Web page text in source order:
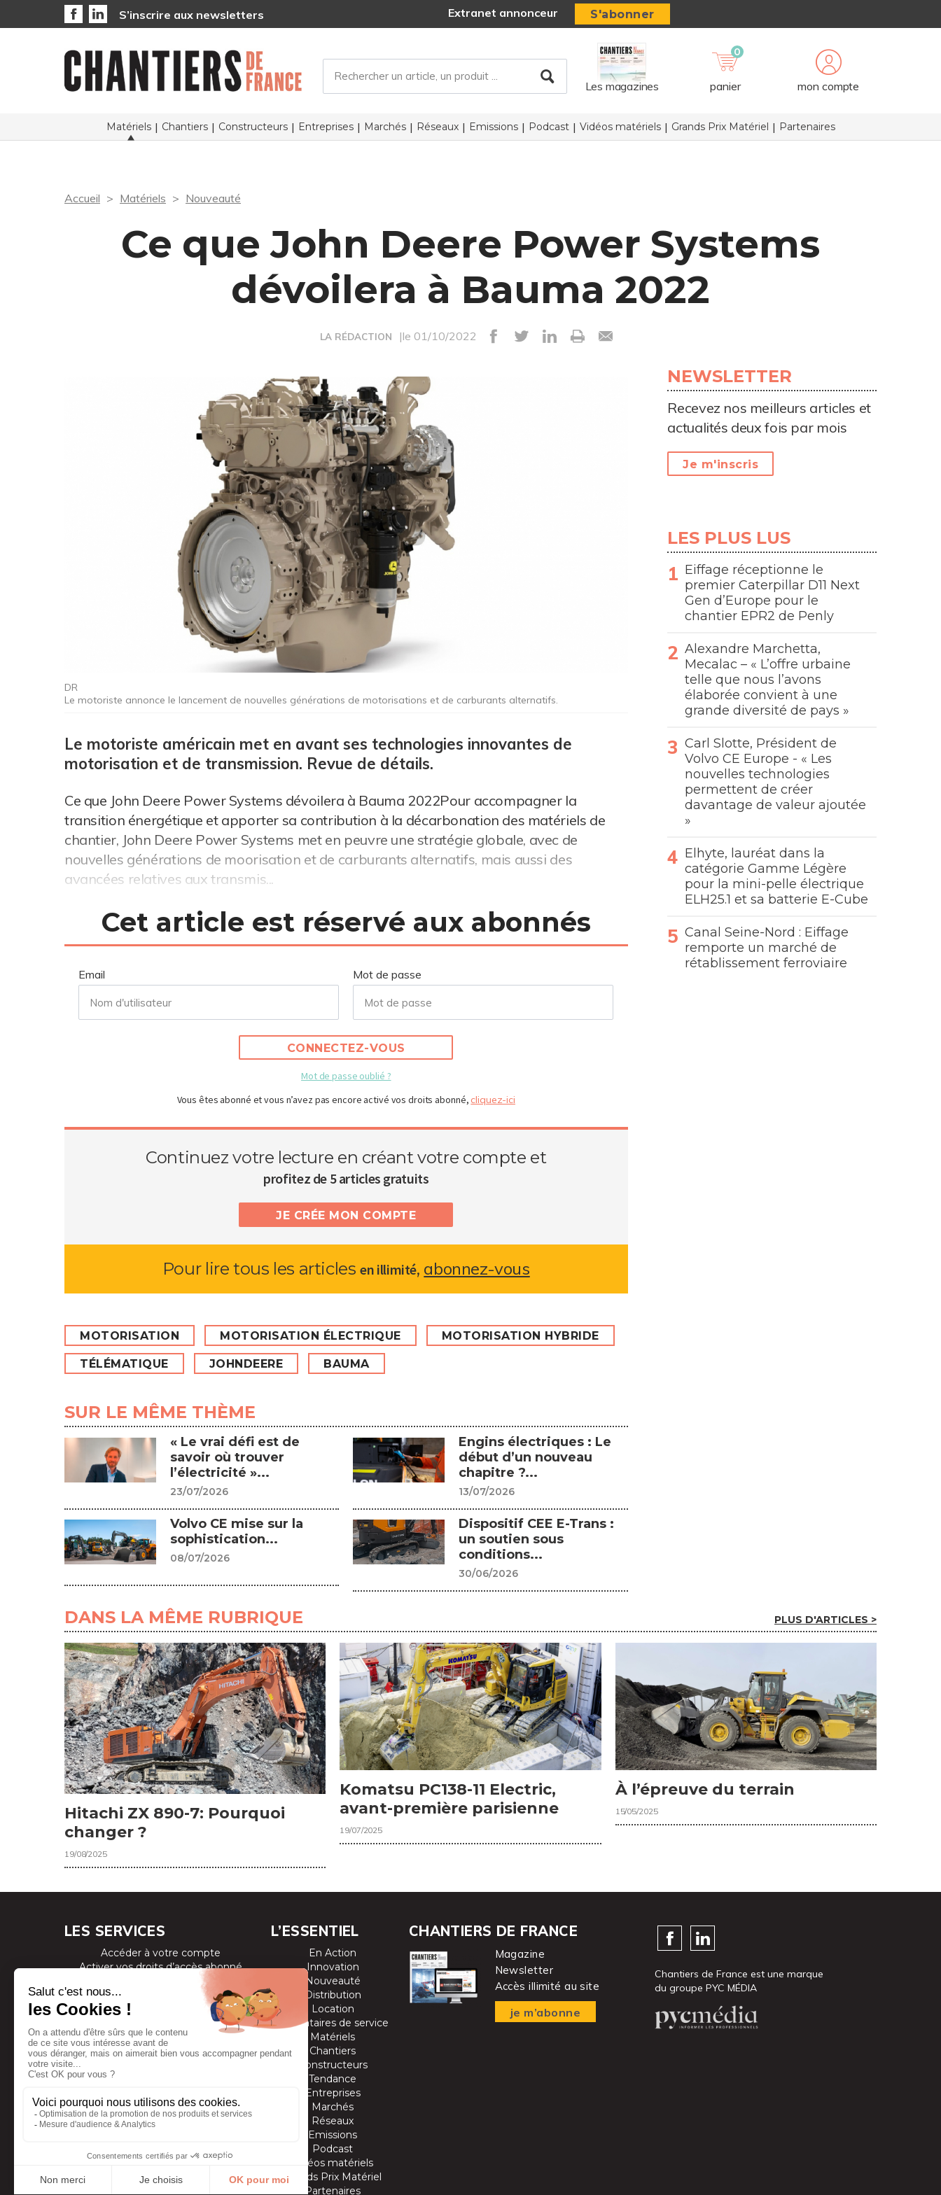
S’inscrire aux newsletters Extranet annonceur S'abonner
Les magazines
0
panier mon compte
Matériels Chantiers Constructeurs Entreprises Marchés Réseaux Emissions Podcast Vidéos matériels Grands Prix Matériel Partenaires
Accueil Matériels Nouveauté
Ce que John Deere Power Systems
dévoilera à Bauma 2022
LA RÉDACTION |le 01/10/2022
DR
Le motoriste annonce le lancement de nouvelles générations de motorisations et de carburants alternatifs.
Le motoriste américain met en avant ses technologies innovantes de
motorisation et de transmission. Revue de détails.
Ce que John Deere Power Systems dévoilera à Bauma 2022Pour accompagner la
transition énergétique et apporter sa contribution à la décarbonation des matériels de
chantier, John Deere Power Systems met en peuvre une stratégie globale, avec de
nouvelles générations de moorisation et de carburants alternatifs, mais aussi des
avancées relatives aux transmis...
Cet article est réservé aux abonnés
Email Mot de passe
CONNECTEZ-VOUS
Mot de passe oublié ?
Vous êtes abonné et vous n’avez pas encore activé vos droits abonné, cliquez-ici
Continuez votre lecture en créant votre compte et
profitez de 5 articles gratuits
JE CRÉE MON COMPTE
Pour lire tous les articlesen illimité, abonnez-vous
MOTORISATION MOTORISATION ÉLECTRIQUE MOTORISATION HYBRIDE
TÉLÉMATIQUE JOHNDEERE BAUMA
SUR LE MÊME THÈME
« Le vrai défi est de
savoir où trouver
l’électricité »...
23/07/2026
Engins électriques : Le
début d’un nouveau
chapitre ?...
13/07/2026
Volvo CE mise sur la
sophistication...
08/07/2026
Dispositif CEE E-Trans :
un soutien sous
conditions...
30/06/2026
NEWSLETTER
Recevez nos meilleurs articles et
actualités deux fois par mois
Je m'inscris
LES PLUS LUS
Eiffage réceptionne le
premier Caterpillar D11 Next
Gen d’Europe pour le
chantier EPR2 de Penly
Alexandre Marchetta,
Mecalac – « L’offre urbaine
telle que nous l’avons
élaborée convient à une
grande diversité de pays »
Carl Slotte, Président de
Volvo CE Europe - « Les
nouvelles technologies
permettent de créer
davantage de valeur ajoutée
»
Elhyte, lauréat dans la
catégorie Gamme Légère
pour la mini-pelle électrique
ELH25.1 et sa batterie E-Cube
Canal Seine-Nord : Eiffage
remporte un marché de
rétablissement ferroviaire
DANS LA MÊME RUBRIQUE PLUS D'ARTICLES >
Hitachi ZX 890-7: Pourquoi
changer ?
19/08/2025
Komatsu PC138-11 Electric,
avant-première parisienne
19/07/2025
À l’épreuve du terrain
15/05/2025
LES SERVICES
Accéder à votre compte
Activer vos droits d’accès abonné
Consulter les magazines
S’inscrire aux newsletters
Devenir annonceur
Se connecter à l’extranet annonceur
Nous contacter
L’ESSENTIEL
En Action
Innovation
Nouveauté
Distribution
Location
Prestataires de service
Matériels
Chantiers
Constructeurs
Tendance
Entreprises
Marchés
Réseaux
Emissions
Podcast
Vidéos matériels
Grands Prix Matériel
Partenaires
CHANTIERS DE FRANCE
Magazine
Newsletter
Accès illimité au site
je m’abonne
Chantiers de France est une marque
du groupe PYC MÉDIA